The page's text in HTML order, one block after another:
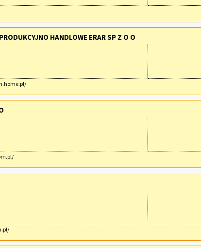
HANDLOWE ERAR SP Z O O